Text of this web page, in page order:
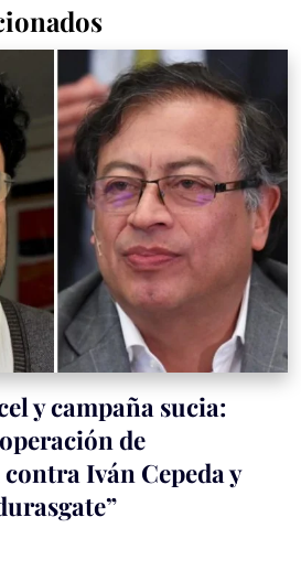
y campaña sucia:
de
Iván Cepeda y